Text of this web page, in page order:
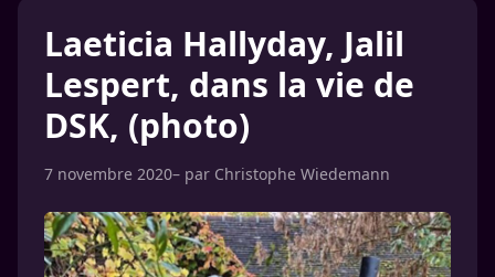
Laeticia Hallyday, Jalil
Lespert, dans la vie de
DSK, (photo)
7 novembre 2020– par Christophe Wiedemann